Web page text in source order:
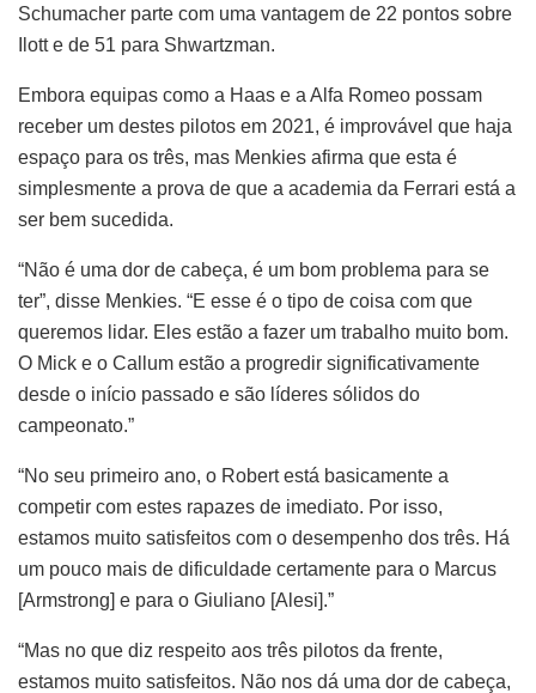
Schumacher parte com uma vantagem de 22 pontos sobre
Ilott e de 51 para Shwartzman.
Embora equipas como a Haas e a Alfa Romeo possam
receber um destes pilotos em 2021, é improvável que haja
espaço para os três, mas Menkies afirma que esta é
simplesmente a prova de que a academia da Ferrari está a
ser bem sucedida.
“Não é uma dor de cabeça, é um bom problema para se
ter”, disse Menkies. “E esse é o tipo de coisa com que
queremos lidar. Eles estão a fazer um trabalho muito bom.
O Mick e o Callum estão a progredir significativamente
desde o início passado e são líderes sólidos do
campeonato.”
“No seu primeiro ano, o Robert está basicamente a
competir com estes rapazes de imediato. Por isso,
estamos muito satisfeitos com o desempenho dos três. Há
um pouco mais de dificuldade certamente para o Marcus
[Armstrong] e para o Giuliano [Alesi].”
“Mas no que diz respeito aos três pilotos da frente,
estamos muito satisfeitos. Não nos dá uma dor de cabeça,